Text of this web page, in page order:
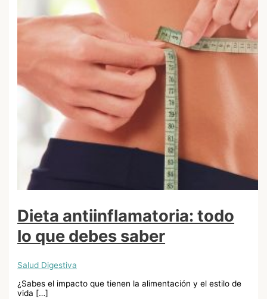
Dieta antiinflamatoria: todo
lo que debes saber
Salud Digestiva
¿Sabes el impacto que tienen la alimentación y el estilo de
vida […]